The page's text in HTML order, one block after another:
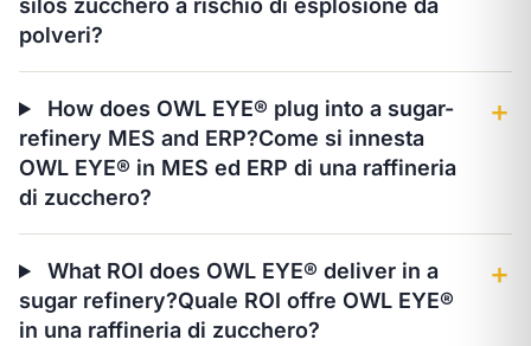
silos zucchero a rischio di esplosione da
polveri?
How does OWL EYE® plug into a sugar-
refinery MES and ERP?Come si innesta
OWL EYE® in MES ed ERP di una raffineria
di zucchero?
＋
What ROI does OWL EYE® deliver in a
sugar refinery?Quale ROI offre OWL EYE®
in una raffineria di zucchero?
＋